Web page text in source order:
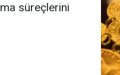
süreçlerini